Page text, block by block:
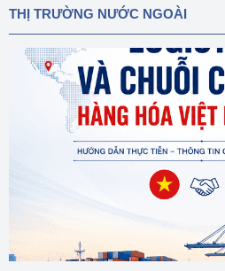
THỊ TRƯỜNG NƯỚC NGOÀI